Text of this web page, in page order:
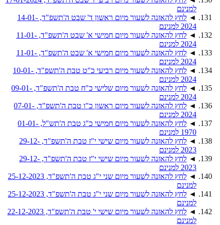
למנינם
◄
לחץ להאזנה לשעור מיום ראשון ד' שבט ה'תשפ"ד, 14-01-
2024 למנינם
◄
לחץ להאזנה לשעור מיום חמישי א' שבט ה'תשפ"ד, 11-01-
2024 למנינם
◄
לחץ להאזנה לשעור מיום חמישי א' שבט ה'תשפ"ד, 11-01-
2024 למנינם
◄
לחץ להאזנה לשעור מיום רביעי כ"ט טבת ה'תשפ"ד, 10-01-
2024 למנינם
◄
לחץ להאזנה לשעור מיום שלישי כ"ח טבת ה'תשפ"ד, 09-01-
2024 למנינם
◄
לחץ להאזנה לשעור מיום ראשון כ"ו טבת ה'תשפ"ד, 07-01-
2024 למנינם
◄
לחץ להאזנה לשעור מיום חמישי כ"ג טבת ה'תש"ל, 01-01-
1970 למנינם
◄
לחץ להאזנה לשעור מיום שישי י"ז טבת ה'תשפ"ד, 29-12-
2023 למנינם
◄
לחץ להאזנה לשעור מיום שישי י"ז טבת ה'תשפ"ד, 29-12-
2023 למנינם
◄
לחץ להאזנה לשעור מיום שני י"ג טבת ה'תשפ"ד, 25-12-2023
למנינם
◄
לחץ להאזנה לשעור מיום שני י"ג טבת ה'תשפ"ד, 25-12-2023
למנינם
◄
לחץ להאזנה לשעור מיום שישי י' טבת ה'תשפ"ד, 22-12-2023
למנינם